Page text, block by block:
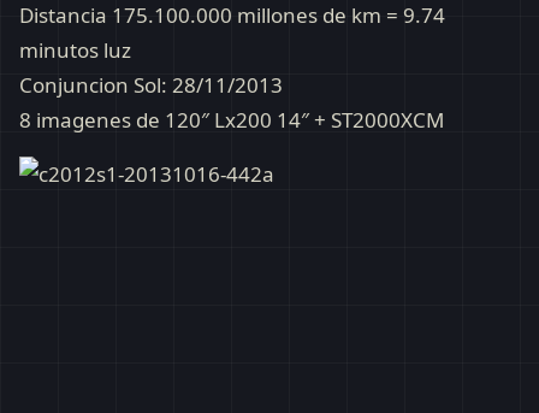
Distancia 175.100.000 millones de km = 9.74
minutos luz
Conjuncion Sol: 28/11/2013
8 imagenes de 120″ Lx200 14″ + ST2000XCM